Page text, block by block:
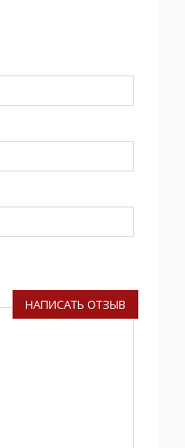
НАПИСАТЬ ОТЗЫВ